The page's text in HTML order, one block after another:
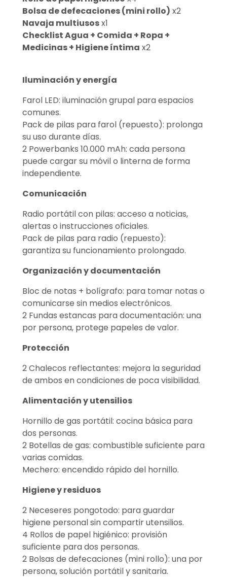
Bolsa de defecaciones (mini rollo) x2
Navaja multiusosx1
Checklist Agua + Comida + Ropa +
Medicinas + Higiene íntima x2
Iluminación y energía
Farol LED: iluminación grupal para espacios
comunes.
Pack de pilas para farol (repuesto): prolonga
su uso durante días.
2 Powerbanks 10.000 mAh: cada persona
puede cargar su móvil o linterna de forma
independiente.
Comunicación
Radio portátil con pilas: acceso a noticias,
alertas o instrucciones oficiales.
Pack de pilas para radio (repuesto):
garantiza su funcionamiento prolongado.
Organización y documentación
Bloc de notas + bolígrafo: para tomar notas o
comunicarse sin medios electrónicos.
2 Fundas estancas para documentación: una
por persona, protege papeles de valor.
Protección
2 Chalecos reflectantes: mejora la seguridad
de ambos en condiciones de poca visibilidad.
Alimentación y utensilios
Hornillo de gas portátil: cocina básica para
dos personas.
2 Botellas de gas: combustible suficiente para
varias comidas.
Mechero: encendido rápido del hornillo.
Higiene y residuos
2 Neceseres pongotodo: para guardar
higiene personal sin compartir utensilios.
4 Rollos de papel higiénico: provisión
suficiente para dos personas.
2 Bolsas de defecaciones (mini rollo): una por
persona, solución portátil y sanitaria.